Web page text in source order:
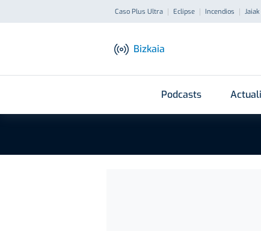
Caso Plus Ultra Eclipse Incendios
Bizkaia
Podcasts